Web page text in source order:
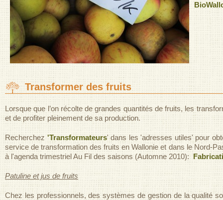
Transformer des fruits
Lorsque que l’on récolte de grandes quantités de fruits, les
et de profiter pleinement de sa production.
Recherchez 'Transformateurs' dans les 'adresses utiles' pour
service de transformation des fruits en Wallonie et dans le Nord-
à l'agenda trimestriel Au Fil des saisons (Automne 2010):
Patuline et jus de fruits
Chez les professionnels, des systèmes de gestion de la qualité